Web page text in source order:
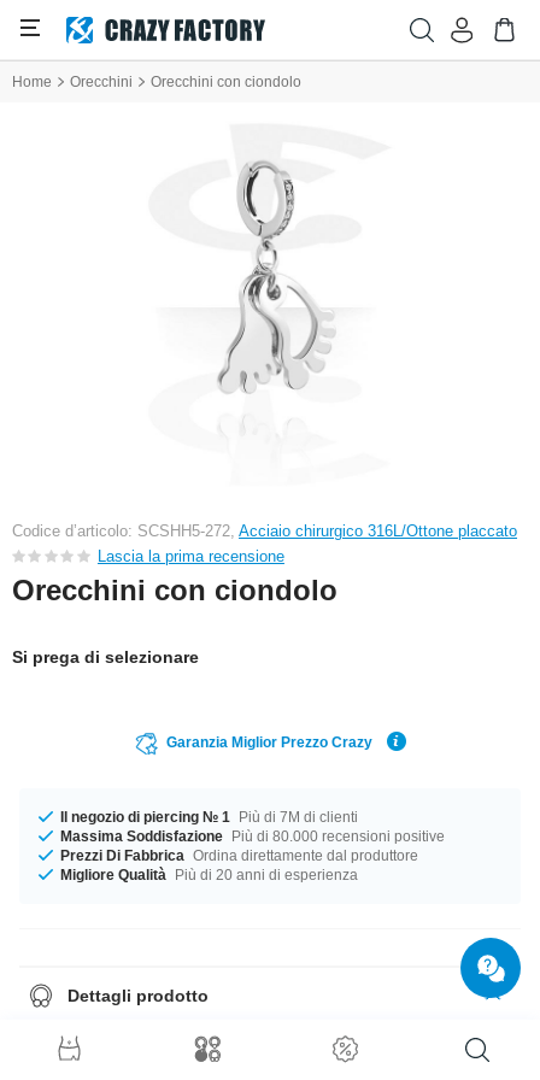
Home Orecchini Orecchini con ciondolo
Codice d’articolo: SCSHH5-272, Acciaio chirurgico 316L/Ottone placcato
Lascia la prima recensione
Orecchini con ciondolo
Si prega di selezionare
Garanzia Miglior Prezzo Crazy
Il negozio di piercing № 1
Più di 7M di clienti
Massima Soddisfazione Più di 80.000 recensioni positive
Prezzi Di Fabbrica Ordina direttamente dal produttore
Migliore Qualità
Più di 20 anni di esperienza
Dettagli prodotto
disponibile in diametro 8 mm. Il colore Crystal di questa pietra è il tuo
compagno ideale. Ordina ora, non perderti l'occasione